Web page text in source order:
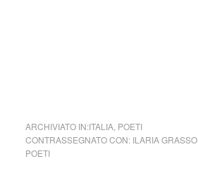
ARCHIVIATO IN:ITALIA, POETI
CONTRASSEGNATO CON: ILARIA GRASSO,
POETI